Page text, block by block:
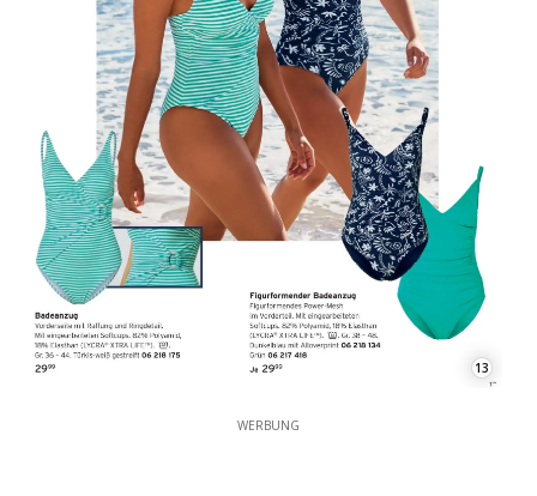
13
WERBUNG